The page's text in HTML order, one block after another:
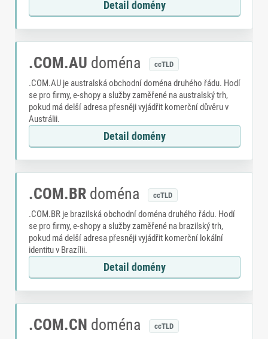
Detail domény
.COM.AU doména ccTLD
.COM.AU je australská obchodní doména druhého řádu. Hodí
se pro firmy, e-shopy a služby zaměřené na australský trh,
pokud má delší adresa přesněji vyjádřit komerční důvěru v
Austrálii.
Detail domény
.COM.BR doména ccTLD
.COM.BR je brazilská obchodní doména druhého řádu. Hodí
se pro firmy, e-shopy a služby zaměřené na brazilský trh,
pokud má delší adresa přesněji vyjádřit komerční lokální
identitu v Brazílii.
Detail domény
.COM.CN doména ccTLD